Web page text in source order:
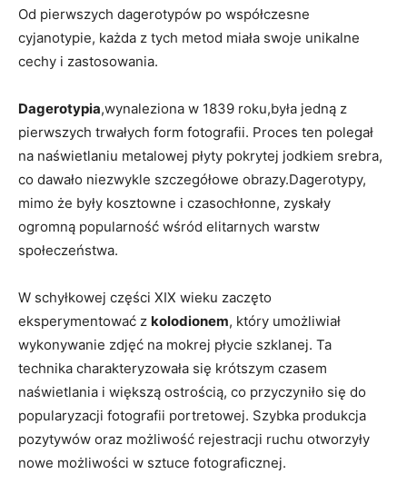
Od pierwszych dagerotypów po ⁤współczesne
cyjanotypie,⁣ każda z tych metod miała swoje ‍unikalne
cechy i zastosowania.
Dagerotypia,wynaleziona w 1839 roku,była jedną z
pierwszych trwałych form fotografii. Proces ten ‌polegał
na naświetlaniu metalowej płyty pokrytej jodkiem srebra,
co dawało niezwykle szczegółowe obrazy.Dagerotypy,
mimo że były kosztowne‍ i ⁢czasochłonne, zyskały
ogromną ⁣popularność wśród elitarnych warstw
społeczeństwa.
W schyłkowej części XIX wieku zaczęto
eksperymentować z kolodionem, który umożliwiał
wykonywanie zdjęć na mokrej płycie szklanej. Ta
technika charakteryzowała się krótszym czasem
naświetlania i większą ostrością, co przyczyniło się do
popularyzacji fotografii ⁢portretowej. Szybka produkcja
pozytywów oraz możliwość rejestracji ruchu⁣ otworzyły
nowe możliwości w sztuce fotograficznej.